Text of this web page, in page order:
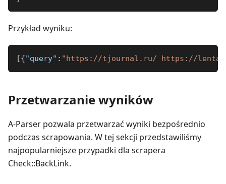
Przykład wyniku:
[{"query" : "https://tjournal.ru/ https://
Przetwarzanie wyników
A-Parser pozwala przetwarzać wyniki bezpośrednio
podczas scrapowania. W tej sekcji przedstawiliśmy
najpopularniejsze przypadki dla scrapera
Check::BackLink.